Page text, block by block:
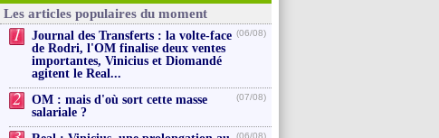
Les articles populaires du moment
1
Journal des Transferts : la volte-face
de Rodri, l'OM finalise deux ventes
importantes, Vinicius et Diomandé
agitent le Real...
(06/08)
2
OM : mais d'où sort cette masse
salariale ?
(07/08)
(06/08)